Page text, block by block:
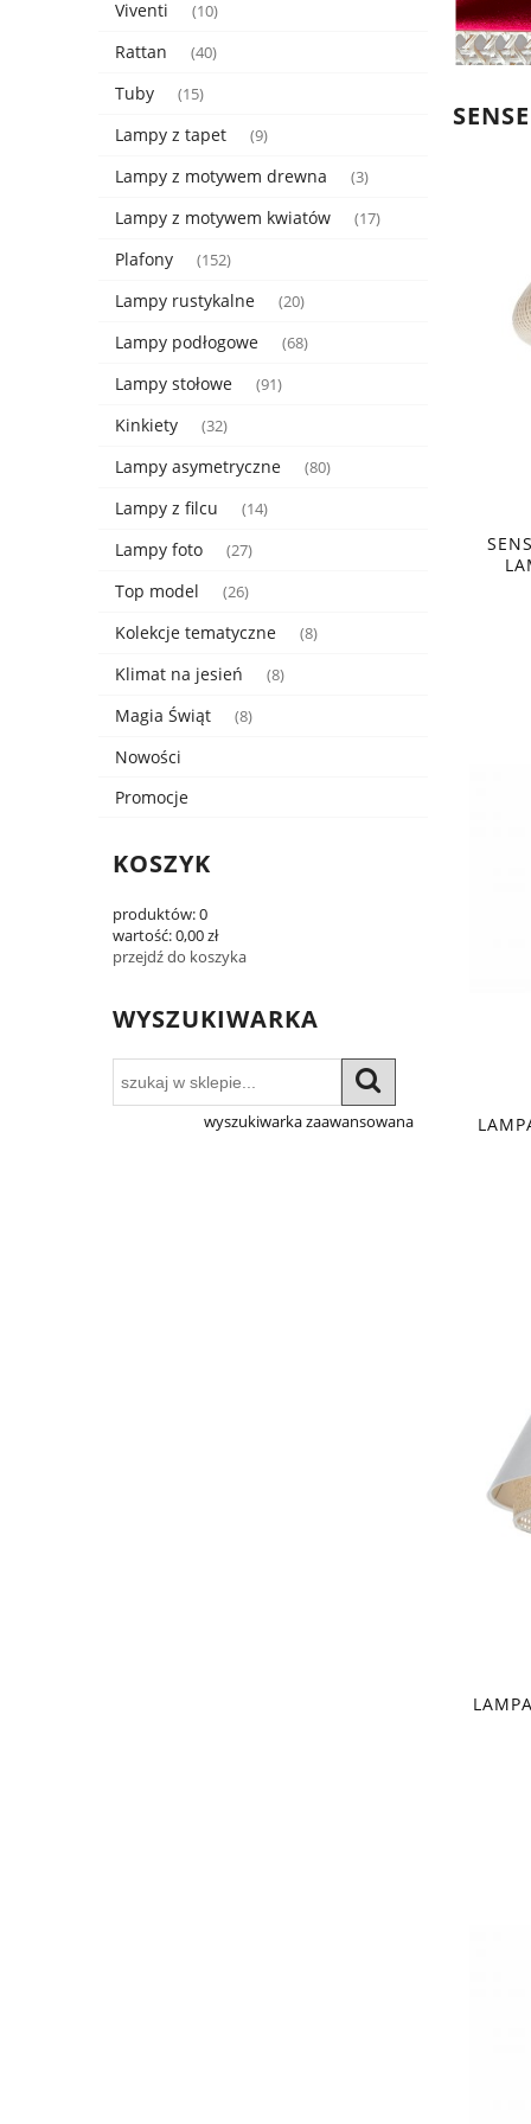
Viventi (10)
Rattan (40)
Tuby (15)
Lampy z tapet (9)
Lampy z motywem drewna (3)
Lampy z motywem kwiatów (17)
Plafony (152)
Lampy rustykalne (20)
Lampy podłogowe (68)
Lampy stołowe (91)
Kinkiety (32)
Lampy asymetryczne (80)
Lampy z filcu (14)
Lampy foto (27)
Top model (26)
Kolekcje tematyczne (8)
Klimat na jesień (8)
Magia Świąt (8)
Nowości
Promocje
KOSZYK
produktów:0
wartość:0,00 zł
przejdź do koszyka
WYSZUKIWARKA
wyszukiwarka zaawansowana